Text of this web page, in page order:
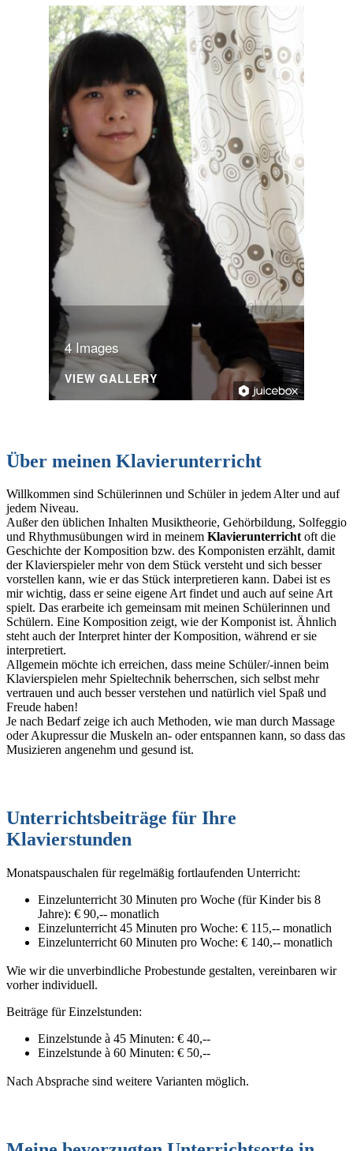
4 Images
VIEW GALLERY
Über meinen Klavierunterricht
Willkommen sind Schülerinnen und Schüler in jedem Alter und auf
jedem Niveau.
Außer den üblichen Inhalten Musiktheorie, Gehörbildung, Solfeggio
und Rhythmusübungen wird in meinem Klavierunterrichtoft die
Geschichte der Komposition bzw. des Komponisten erzählt, damit
der Klavierspieler mehr von dem Stück versteht und sich besser
vorstellen kann, wie er das Stück interpretieren kann. Dabei ist es
mir wichtig, dass er seine eigene Art findet und auch auf seine Art
spielt. Das erarbeite ich gemeinsam mit meinen Schülerinnen und
Schülern. Eine Komposition zeigt, wie der Komponist ist. Ähnlich
steht auch der Interpret hinter der Komposition, während er sie
interpretiert.
Allgemein möchte ich erreichen, dass meine Schüler/-innen beim
Klavierspielen mehr Spieltechnik beherrschen, sich selbst mehr
vertrauen und auch besser verstehen und natürlich viel Spaß und
Freude haben!
Je nach Bedarf zeige ich auch Methoden, wie man durch Massage
oder Akupressur die Muskeln an- oder entspannen kann, so dass das
Musizieren angenehm und gesund ist.
Unterrichtsbeiträge für Ihre
Klavierstunden
Monatspauschalen für regelmäßig fortlaufenden Unterricht:
Einzelunterricht 30 Minuten pro Woche (für Kinder bis 8
Jahre): € 90,-- monatlich
Einzelunterricht 45 Minuten pro Woche: € 115,-- monatlich
Einzelunterricht 60 Minuten pro Woche: € 140,-- monatlich
Wie wir die unverbindliche Probestunde gestalten, vereinbaren wir
vorher individuell.
Beiträge für Einzelstunden:
Einzelstunde à 45 Minuten: € 40,--
Einzelstunde à 60 Minuten: € 50,--
Nach Absprache sind weitere Varianten möglich.